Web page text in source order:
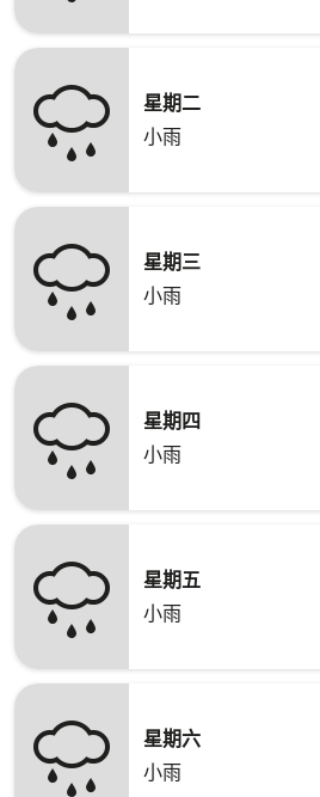
星期二
小雨
星期三
小雨
星期四
小雨
星期五
小雨
星期六
小雨